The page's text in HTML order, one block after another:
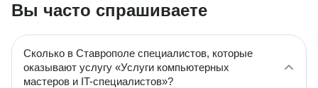
Вы часто спрашиваете
Сколько в Ставрополе специалистов, которые
оказывают услугу «Услуги компьютерных
мастеров и IT-специалистов»?